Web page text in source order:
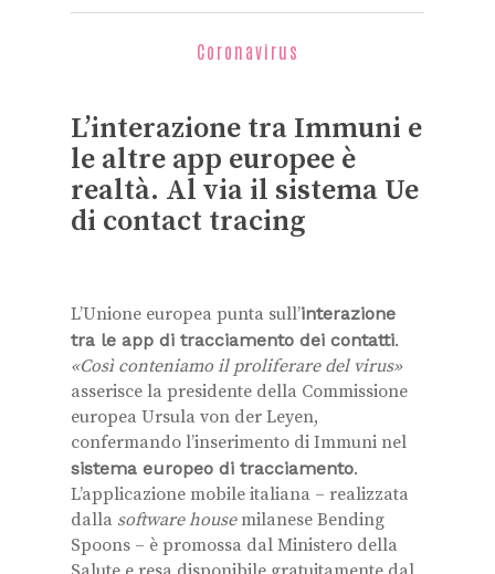
Coronavirus
L’interazione tra Immuni e
le altre app europee è
realtà. Al via il sistema Ue
di contact tracing
L’Unione europea punta sull’interazione
tra le app di tracciamento dei contatti.
«Così conteniamo il proliferare del virus»
asserisce la presidente della Commissione
europea Ursula von der Leyen,
confermando l’inserimento di Immuni nel
sistema europeo di tracciamento.
L’applicazione mobile italiana – realizzata
dalla software housemilanese Bending
Spoons – è promossa dal Ministero della